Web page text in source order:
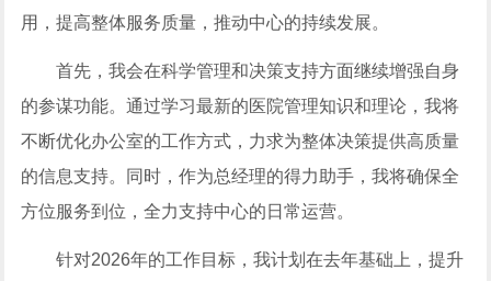
用，提高整体服务质量，推动中心的持续发展。
首先，我会在科学管理和决策支持方面继续增强自身
的参谋功能。通过学习最新的医院管理知识和理论，我将
不断优化办公室的工作方式，力求为整体决策提供高质量
的信息支持。同时，作为总经理的得力助手，我将确保全
方位服务到位，全力支持中心的日常运营。
针对2026年的工作目标，我计划在去年基础上，提升